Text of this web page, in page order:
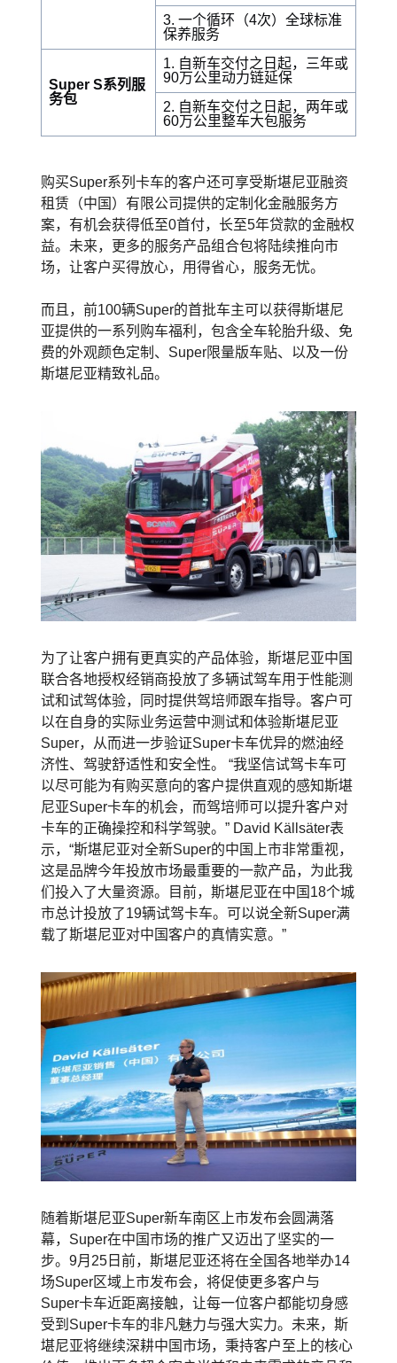
3. 一个循环（4次）全球标准
保养服务
Super S系列服
务包
1. 自新车交付之日起，三年或
90万公里动力链延保
2. 自新车交付之日起，两年或
60万公里整车大包服务
购买Super系列卡车的客户还可享受斯堪尼亚融资
租赁（中国）有限公司提供的定制化金融服务方
案，有机会获得低至0首付，长至5年贷款的金融权
益。未来，更多的服务产品组合包将陆续推向市
场，让客户买得放心，用得省心，服务无忧。
而且，前100辆Super的首批车主可以获得斯堪尼
亚提供的一系列购车福利，包含全车轮胎升级、免
费的外观颜色定制、Super限量版车贴、以及一份
斯堪尼亚精致礼品。
为了让客户拥有更真实的产品体验，斯堪尼亚中国
联合各地授权经销商投放了多辆试驾车用于性能测
试和试驾体验，同时提供驾培师跟车指导。客户可
以在自身的实际业务运营中测试和体验斯堪尼亚
Super，从而进一步验证Super卡车优异的燃油经
济性、驾驶舒适性和安全性。 “我坚信试驾卡车可
以尽可能为有购买意向的客户提供直观的感知斯堪
尼亚Super卡车的机会，而驾培师可以提升客户对
卡车的正确操控和科学驾驶。” David Källsäter表
示，“斯堪尼亚对全新Super的中国上市非常重视，
这是品牌今年投放市场最重要的一款产品，为此我
们投入了大量资源。目前，斯堪尼亚在中国18个城
市总计投放了19辆试驾卡车。可以说全新Super满
载了斯堪尼亚对中国客户的真情实意。”
随着斯堪尼亚Super新车南区上市发布会圆满落
幕，Super在中国市场的推广又迈出了坚实的一
步。9月25日前，斯堪尼亚还将在全国各地举办14
场Super区域上市发布会，将促使更多客户与
Super卡车近距离接触，让每一位客户都能切身感
受到Super卡车的非凡魅力与强大实力。未来，斯
堪尼亚将继续深耕中国市场，秉持客户至上的核心